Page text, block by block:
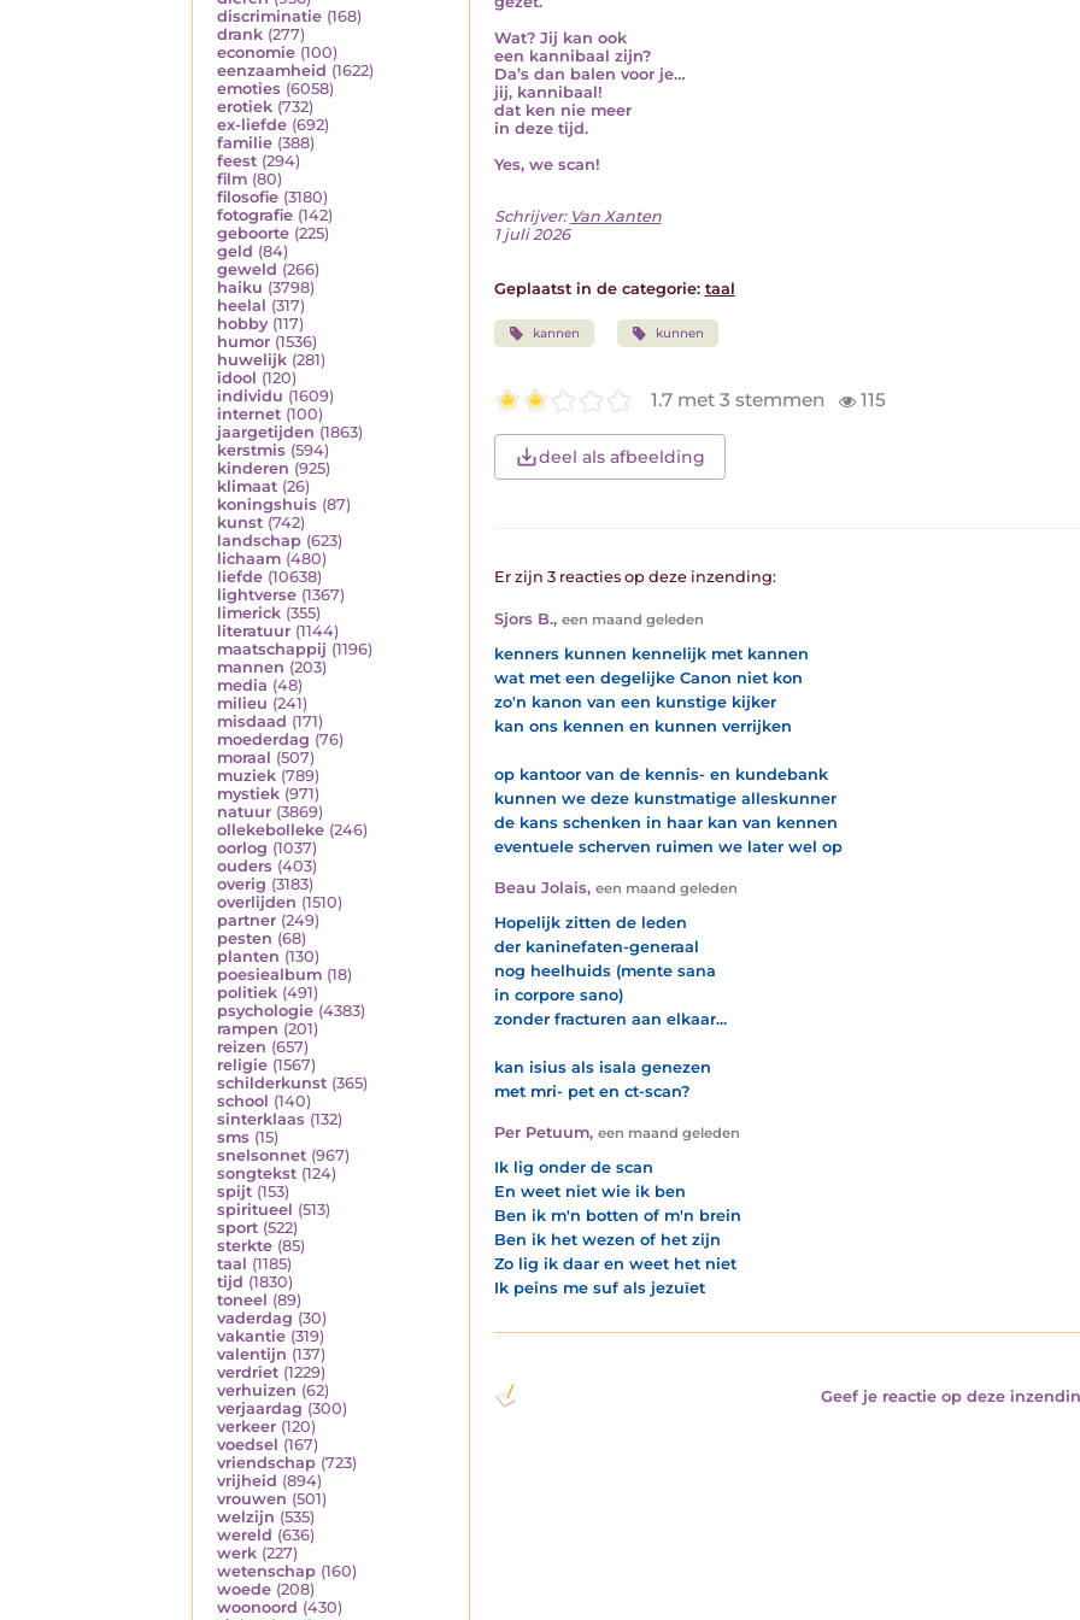
discriminatie (168)
drank (277)
economie (100)
eenzaamheid (1622)
emoties (6058)
erotiek (732)
ex-liefde (692)
familie (388)
feest (294)
film (80)
filosofie (3180)
fotografie (142)
geboorte (225)
geld (84)
geweld (266)
haiku (3798)
heelal (317)
hobby (117)
humor (1536)
huwelijk (281)
idool (120)
individu (1609)
internet (100)
jaargetijden (1863)
kerstmis (594)
kinderen (925)
klimaat (26)
koningshuis (87)
kunst (742)
landschap (623)
lichaam (480)
liefde (10638)
lightverse (1367)
limerick (355)
literatuur (1144)
maatschappij (1196)
mannen (203)
media (48)
milieu (241)
misdaad (171)
moederdag (76)
moraal (507)
muziek (789)
mystiek (971)
natuur (3869)
ollekebolleke (246)
oorlog (1037)
ouders (403)
overig (3183)
overlijden (1510)
partner (249)
pesten (68)
planten (130)
poesiealbum (18)
politiek (491)
psychologie (4383)
rampen (201)
reizen (657)
religie (1567)
schilderkunst (365)
school (140)
sinterklaas (132)
sms (15)
snelsonnet (967)
songtekst (124)
spijt (153)
spiritueel (513)
sport (522)
sterkte (85)
taal (1185)
tijd (1830)
toneel (89)
vaderdag (30)
vakantie (319)
valentijn (137)
verdriet (1229)
verhuizen (62)
verjaardag (300)
verkeer (120)
voedsel (167)
vriendschap (723)
vrijheid (894)
vrouwen (501)
welzijn (535)
wereld (636)
werk (227)
wetenschap (160)
woede (208)
woonoord (430)
Wat? Jij kan ook
een kannibaal zijn?
Da’s dan balen voor je…
jij, kannibaal!
dat ken nie meer
in deze tijd.
Yes, we scan!
Schrijver: Van Xanten
1 juli 2026
Geplaatst in de categorie: taal
kannen kunnen
1.7 met 3 stemmen 115
deel als afbeelding
Er zijn 3 reacties op deze inzending:
Sjors B., een maand geleden
kenners kunnen kennelijk met kannen
wat met een degelijke Canon niet kon
zo'n kanon van een kunstige kijker
kan ons kennen en kunnen verrijken
op kantoor van de kennis- en kundebank
kunnen we deze kunstmatige alleskunner
de kans schenken in haar kan van kennen
eventuele scherven ruimen we later wel op
Beau Jolais, een maand geleden
Hopelijk zitten de leden
der kaninefaten-generaal
nog heelhuids (mente sana
in corpore sano)
zonder fracturen aan elkaar...
kan isius als isala genezen
met mri- pet en ct-scan?
Per Petuum, een maand geleden
Ik lig onder de scan
En weet niet wie ik ben
Ben ik m'n botten of m'n brein
Ben ik het wezen of het zijn
Zo lig ik daar en weet het niet
Ik peins me suf als jezuïet
Geef je reactie op deze